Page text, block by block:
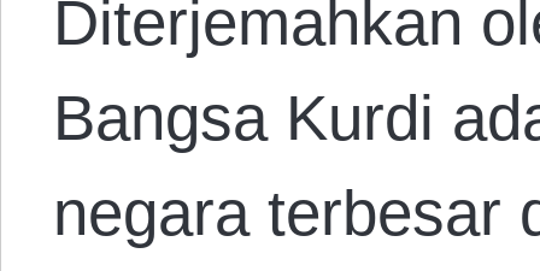
Diterjemahkan
Bangsa Kurdi
negara terbesar